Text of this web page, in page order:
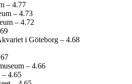
– 4.77
– 4.73
– 4.72
i Göteborg – 4.68
– 4.66
4.65